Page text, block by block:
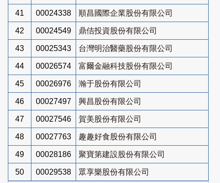
41 00024338 順昌國際企業股份有限公司
42 00024549 鼎佶投資股份有限公司
43 00025343 台灣明治醫藥股份有限公司
44 00026574 富爾金融科技股份有限公司
45 00026976 瀚于股份有限公司
46 00027497 興昌股份有限公司
47 00027546 賀美股份有限公司
48 00027763 趣趣好食股份有限公司
49 00028186 聚寶第建設股份有限公司
50 00029538
眾享樂股份有限公司